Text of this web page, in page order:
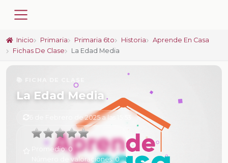
Inicio Primaria Primaria 6to Historia
Aprende En Casa
Fichas De Clase
La Edad Media
La Edad Media
6 de Febrero de 2025 a las 15:53
Promedio:0
Número de valoraciones:0